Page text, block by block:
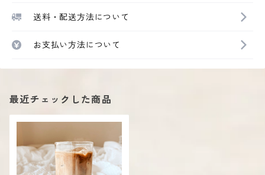
送料・配送方法について
お支払い方法について
最近チェックした商品